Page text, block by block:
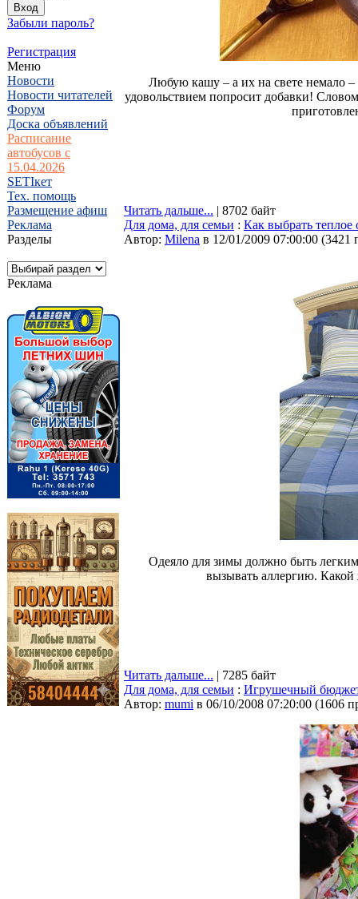
Забыли пароль?
Регистрация
Меню
Новости
Новости читателей
Форум
Доска объявлений
Расписание
автобусов с
15.04.2026
SETIкет
Тех. помощь
Размещение афиш
Реклама
Разделы
Реклама
Любую кашу – а их на свете немало
удовольствием попросит добавки!
Читать дальше... | 8702 байт
Для дома, для семьи : Как выбрать теплое
Автор: Milena в 12/01/2009 07:00:00 (3421
Одеяло для зимы должно быть
вызывать аллергию. Какой
Читать дальше... | 7285 байт
Для дома, для семьи : Игрушечный
Автор: mumi в 06/10/2008 07:20:00 (1606